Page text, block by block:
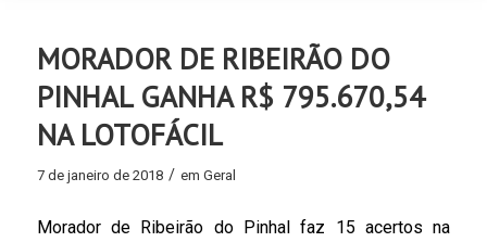
MORADOR DE RIBEIRÃO DO
PINHAL GANHA R$ 795.670,54
NA LOTOFÁCIL
7 de janeiro de 2018 / em Geral
Morador de Ribeirão do Pinhal faz 15 acertos na